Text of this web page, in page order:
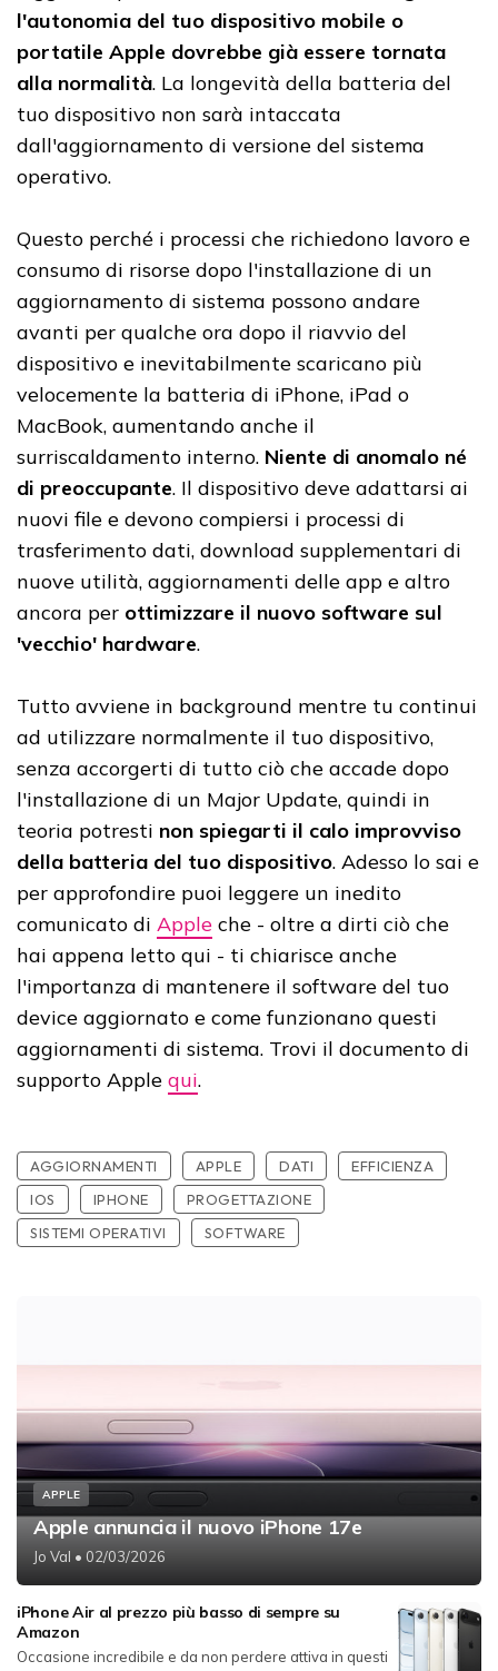
l'autonomia del tuo dispositivo mobile o
portatile Apple dovrebbe già essere tornata
alla normalità. La longevità della batteria del
tuo dispositivo non sarà intaccata
dall'aggiornamento di versione del sistema
operativo.
Questo perché i processi che richiedono lavoro e
consumo di risorse dopo l'installazione di un
aggiornamento di sistema possono andare
avanti per qualche ora dopo il riavvio del
dispositivo e inevitabilmente scaricano più
velocemente la batteria di iPhone, iPad o
MacBook, aumentando anche il
surriscaldamento interno. Niente di anomalo né
di preoccupante. Il dispositivo deve adattarsi ai
nuovi file e devono compiersi i processi di
trasferimento dati, download supplementari di
nuove utilità, aggiornamenti delle app e altro
ancora per ottimizzare il nuovo software sul
'vecchio' hardware.
Tutto avviene in background mentre tu continui
ad utilizzare normalmente il tuo dispositivo,
senza accorgerti di tutto ciò che accade dopo
l'installazione di un Major Update, quindi in
teoria potresti non spiegarti il calo improvviso
della batteria del tuo dispositivo. Adesso lo sai e
per approfondire puoi leggere un inedito
comunicato di Apple che - oltre a dirti ciò che
hai appena letto qui - ti chiarisce anche
l'importanza di mantenere il software del tuo
device aggiornato e come funzionano questi
aggiornamenti di sistema. Trovi il documento di
supporto Apple qui.
AGGIORNAMENTI APPLE DATI
EFFICIENZA
IOS
IPHONE
PROGETTAZIONE
SISTEMI OPERATIVI
SOFTWARE
APPLE
Apple annuncia il nuovo iPhone 17e
Jo Val • 02/03/2026
iPhone Air al prezzo più basso di sempre su
Amazon
Occasione incredibile e da non perdere attiva in questi